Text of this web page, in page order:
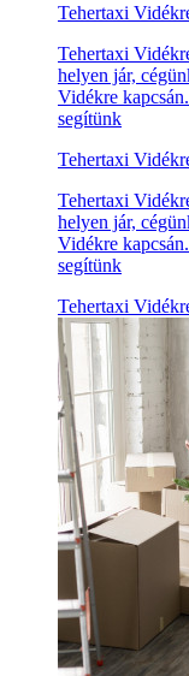
Tehertaxi
Tehertaxi
helyen jár,
Vidékre
segítünk
Tehertaxi
Tehertaxi
helyen jár,
Vidékre
segítünk
Tehertaxi